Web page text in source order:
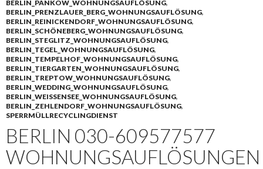
BERLIN_PANKOW_WOHNUNGSAUFLÖSUNG,
BERLIN_PRENZLAUER_BERG_WOHNUNGSAUFLÖSUNG,
BERLIN_REINICKENDORF_WOHNUNGSAUFLÖSUNG,
BERLIN_SCHÖNEBERG_WOHNUNGSAUFLÖSUNG,
BERLIN_STEGLITZ_WOHNUNGSAUFLÖSUNG,
BERLIN_TEGEL_WOHNUNGSAUFLÖSUNG,
BERLIN_TEMPELHOF_WOHNUNGSAUFLÖSUNG,
BERLIN_TIERGARTEN_WOHNUNGSAUFLÖSUNG,
BERLIN_TREPTOW_WOHNUNGSAUFLÖSUNG,
BERLIN_WEDDING_WOHNUNGSAUFLÖSUNG,
BERLIN_WEISSENSEE_WOHNUNGSAUFLÖSUNG
,
BERLIN_ZEHLENDORF_WOHNUNGSAUFLÖSUNG,
SPERRMÜLLRECYCLINGDIENST
BERLIN 030-609577577
WOHNUNGSAUFLÖSUNGEN